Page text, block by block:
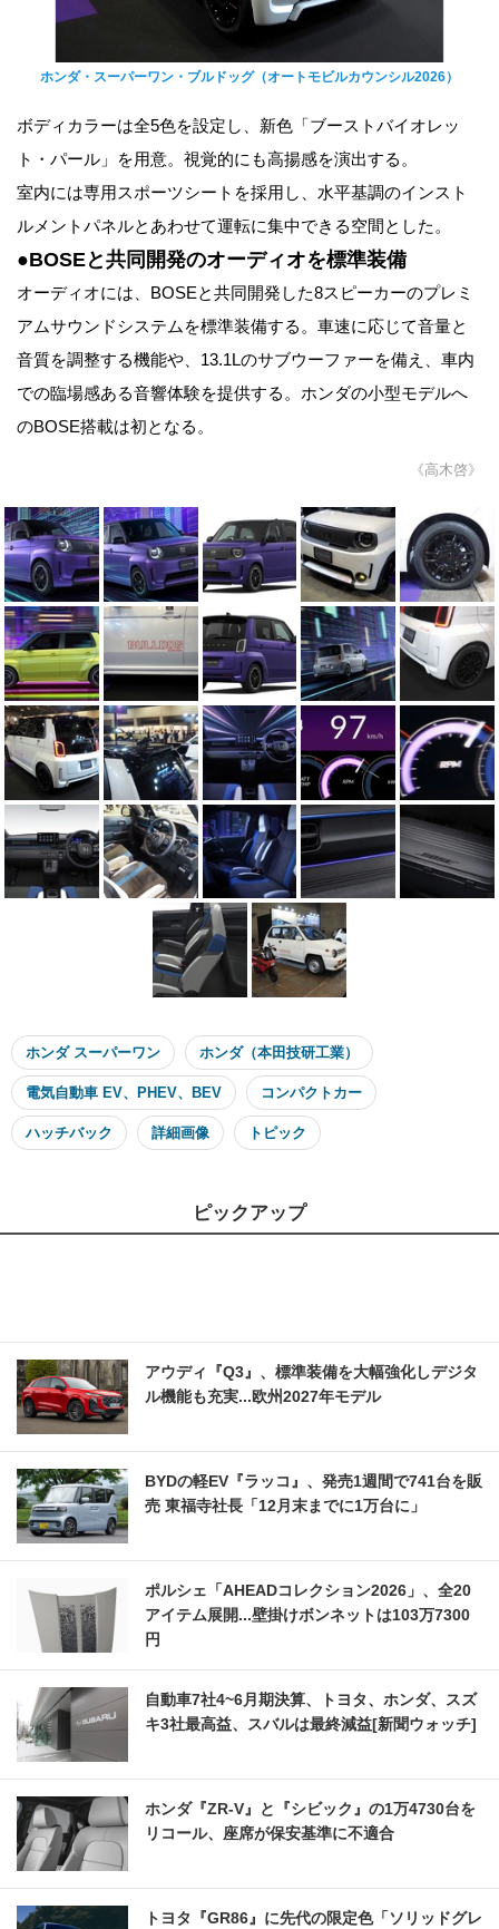
ホンダ・スーパーワン・ブルドッグ（オートモビルカウンシル2026）
ボディカラーは全5色を設定し、新色「ブーストバイオレッ
ト・パール」を用意。視覚的にも高揚感を演出する。
室内には専用スポーツシートを採用し、水平基調のインスト
ルメントパネルとあわせて運転に集中できる空間とした。
●BOSEと共同開発のオーディオを標準装備
オーディオには、BOSEと共同開発した8スピーカーのプレミ
アムサウンドシステムを標準装備する。車速に応じて音量と
音質を調整する機能や、13.1Lのサブウーファーを備え、車内
での臨場感ある音響体験を提供する。ホンダの小型モデルへ
のBOSE搭載は初となる。
《高木啓》
ホンダ スーパーワン ホンダ（本田技研工業）
電気自動車 EV、PHEV、BEV コンパクトカー
ハッチバック 詳細画像 トピック
ピックアップ
アウディ『Q3』、標準装備を大幅強化しデジタ
ル機能も充実...欧州2027年モデル
BYDの軽EV『ラッコ』、発売1週間で741台を販
売 東福寺社長「12月末までに1万台に」
ポルシェ「AHEADコレクション2026」、全20
アイテム展開...壁掛けボンネットは103万7300
円
自動車7社4~6月期決算、トヨタ、ホンダ、スズ
キ3社最高益、スバルは最終減益[新聞ウォッチ]
ホンダ『ZR-V』と『シビック』の1万4730台を
リコール、座席が保安基準に不適合
トヨタ『GR86』に先代の限定色「ソリッドグレ